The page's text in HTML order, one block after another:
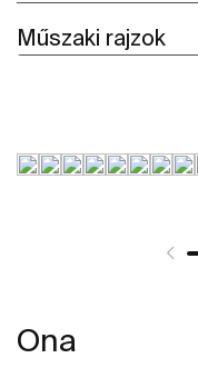
Műszaki rajzok
Ona